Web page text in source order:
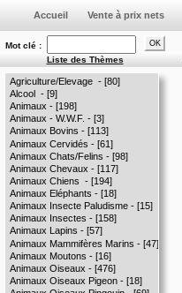
Mot clé :
Vente à prix nets
Liste des Thèmes